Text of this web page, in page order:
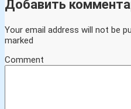
Добавить
Your email address will not be
marked
Comment